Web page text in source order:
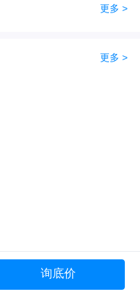
更多 >
更多 >
询底价